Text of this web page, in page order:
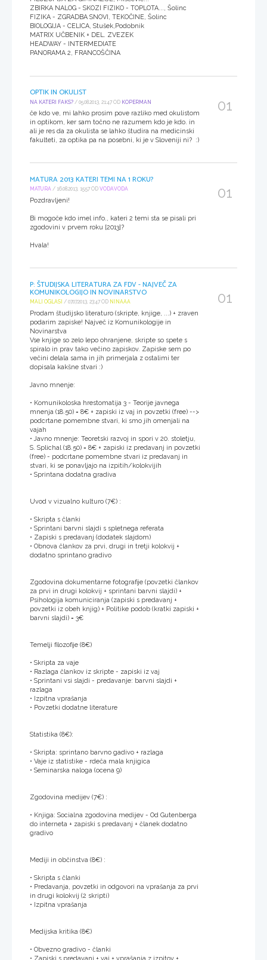
ZBIRKA NALOG - SKOZI FIZIKO - TOPLOTA..., Šolinc
FIZIKA - ZGRADBA SNOVI, TEKOČINE, Šolinc
BIOLOGIJA - CELICA, Stušek,Podobnik
MATRIX UČBENIK + DEL. ZVEZEK
HEADWAY - INTERMEDIATE
PANORAMA 2, FRANCOŠČINA
OPTIK IN OKULIST
NA KATERI FAKS? / 05.08.2013, 21:47 OD KOPERMAN
če kdo ve, mi lahko prosim pove razliko med okulistom
in optikom, ker sam točno ne razumem kdo je kdo. in
ali je res da za okulista se lahko študira na medicinski
fakulteti, za optika pa na posebni, ki je v Sloveniji ni? :)
01
MATURA 2013 KATERI TEMI NA 1 ROKU?
MATURA / 16.08.2013, 15:57 OD VODAVODA
Pozdravljeni!
Bi mogoče kdo imel info., kateri 2 temi sta se pisali pri
zgodovini v prvem roku [2013]?
Hvala!
01
P: ŠTUDIJSKA LITERATURA ZA FDV - NAJVEČ ZA
KOMUNIKOLOGIJO IN NOVINARSTVO
MALI OGLASI / 07.07.2013, 23:47 OD NINAAA
Prodam študijsko literaturo (skripte, knjige, ...) + zraven
podarim zapiske! Največ iz Komunikologije in
Novinarstva
Vse knjige so zelo lepo ohranjene, skripte so spete s
spiralo in prav tako večino zapiskov. Zapiske sem po
večini delala sama in jih primerjala z ostalimi ter
dopisala kakšne stvari :)
Javno mnenje:
• Komunikoloska hrestomatija 3 - Teorije javnega
mnenja (18.50) = 8€ + zapiski iz vaj in povzetki (free) -->
podcrtane pomembne stvari, ki smo jih omenjali na
vajah
• Javno mnenje: Teoretski razvoj in spori v 20. stoletju,
S. Splichal (18.50) = 8€ + zapiski iz predavanj in povzetki
(free) - podcrtane pomembne stvari iz predavanj in
stvari, ki se ponavljajo na izpitih/kolokvijih
• Sprintana dodatna gradiva
Uvod v vizualno kulturo (7€) :
• Skripta s članki
• Sprintani barvni slajdi s spletnega referata
• Zapiski s predavanj (dodatek slajdom)
• Obnova člankov za prvi, drugi in tretji kolokvij +
dodatno sprintano gradivo
Zgodovina dokumentarne fotografije (povzetki člankov
za prvi in drugi kolokvij + sprintani barvni slajdi) +
Psihologija komuniciranja (zapiski s predavanj +
povzetki iz obeh knjig) + Politike podob (kratki zapiski +
barvni slajdi) = 3€
Temelji filozofije (8€)
• Skripta za vaje
• Razlaga člankov iz skripte - zapiski iz vaj
• Sprintani vsi slajdi - predavanje: barvni slajdi +
razlaga
• Izpitna vprašanja
• Povzetki dodatne literature
Statistika (8€):
• Skripta: sprintano barvno gadivo + razlaga
• Vaje iz statistike - rdeča mala knjigica
• Seminarska naloga (ocena 9)
Zgodovina medijev (7€) :
• Knjiga: Socialna zgodovina medijev - Od Gutenberga
do interneta + zapiski s predavanj + članek dodatno
gradivo
Mediji in občinstva (8€) :
• Skripta s članki
• Predavanja, povzetki in odgovori na vprašanja za prvi
in drugi kolokvij (2 skripti)
• Izpitna vprašanja
Medijska kritika (8€)
• Obvezno gradivo - članki
• Zapiski s predavanj + vaj + vprašanja z izpitov +
01